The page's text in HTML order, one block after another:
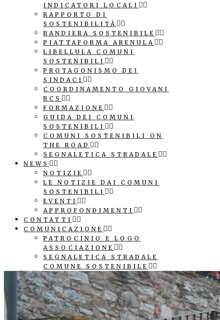
INDICATORI LOCALI
RAPPORTO DI
SOSTENIBILITÀ
BANDIERA SOSTENIBILE
PIATTAFORMA ARENULA
LIBELLULA COMUNI
SOSTENIBILI
PROTAGONISMO DEI
SINDACI
COORDINAMENTO GIOVANI
RCS
FORMAZIONE
GUIDA DEI COMUNI
SOSTENIBILI
COMUNI SOSTENIBILI ON
THE ROAD
SEGNALETICA STRADALE
NEWS
NOTIZIE
LE NOTIZIE DAI COMUNI
SOSTENIBILI
EVENTI
APPROFONDIMENTI
CONTATTI
COMUNICAZIONE
PATROCINIO E LOGO
ASSOCIAZIONE
SEGNALETICA STRADALE
COMUNE SOSTENIBILE
CUBI AGENDA 2030
COMUNI SOSTENIBILI ON
THE ROAD